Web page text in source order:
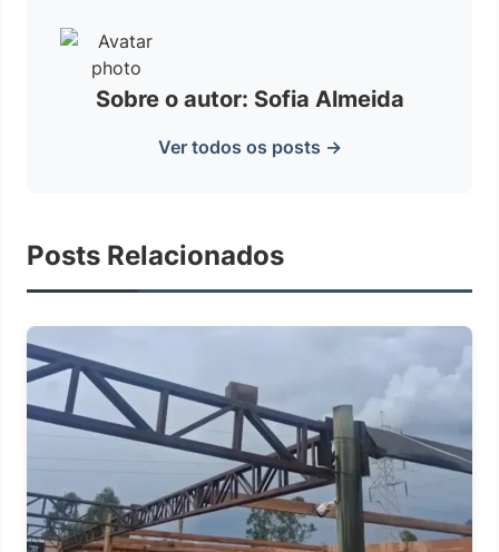
Sobre o autor: Sofia Almeida
Ver todos os posts →
Posts Relacionados